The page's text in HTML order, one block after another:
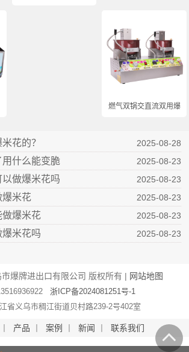
燃气双锅交直流双用爆...
花的？ 2025-08-28
用什么能变脆 2025-08-23
做爆米花吗 2025-08-23
爆米花 2025-08-23
做爆米花 2025-08-23
米花吗 2025-08-23
爆牌进出口有限公司 版权所有 | 网站地图
浙ICP备2024081251号-1
省义乌市稠江街道贝村路239-2号402室
产品 案例 新闻 联系我们